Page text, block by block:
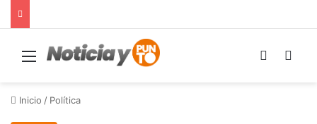
Menú Switch
Inicio / Política